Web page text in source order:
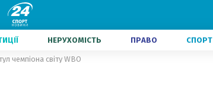
НЕРУХОМІСТЬ ПРАВО СПОРТ
чемпіона світу WBO